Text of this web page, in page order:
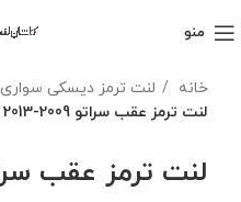
منو
خانه
لنت ترمز دیسکی سواری
لنت ترمز عقب سراتو 2009-2013 پارس لنت